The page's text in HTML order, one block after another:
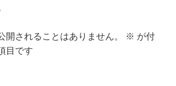
開されることはありません。 ※ が付
目です